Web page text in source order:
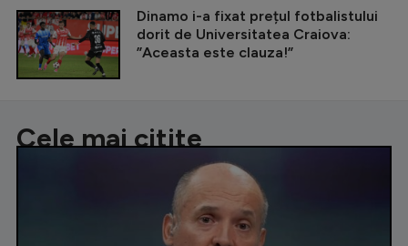
Dinamo i-a fixat prețul fotbalistului
dorit de Universitatea Craiova:
”Aceasta este clauza!”
Cele mai citite